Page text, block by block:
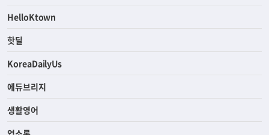
HelloKtown
핫딜
KoreaDailyUs
에듀브리지
생활영어